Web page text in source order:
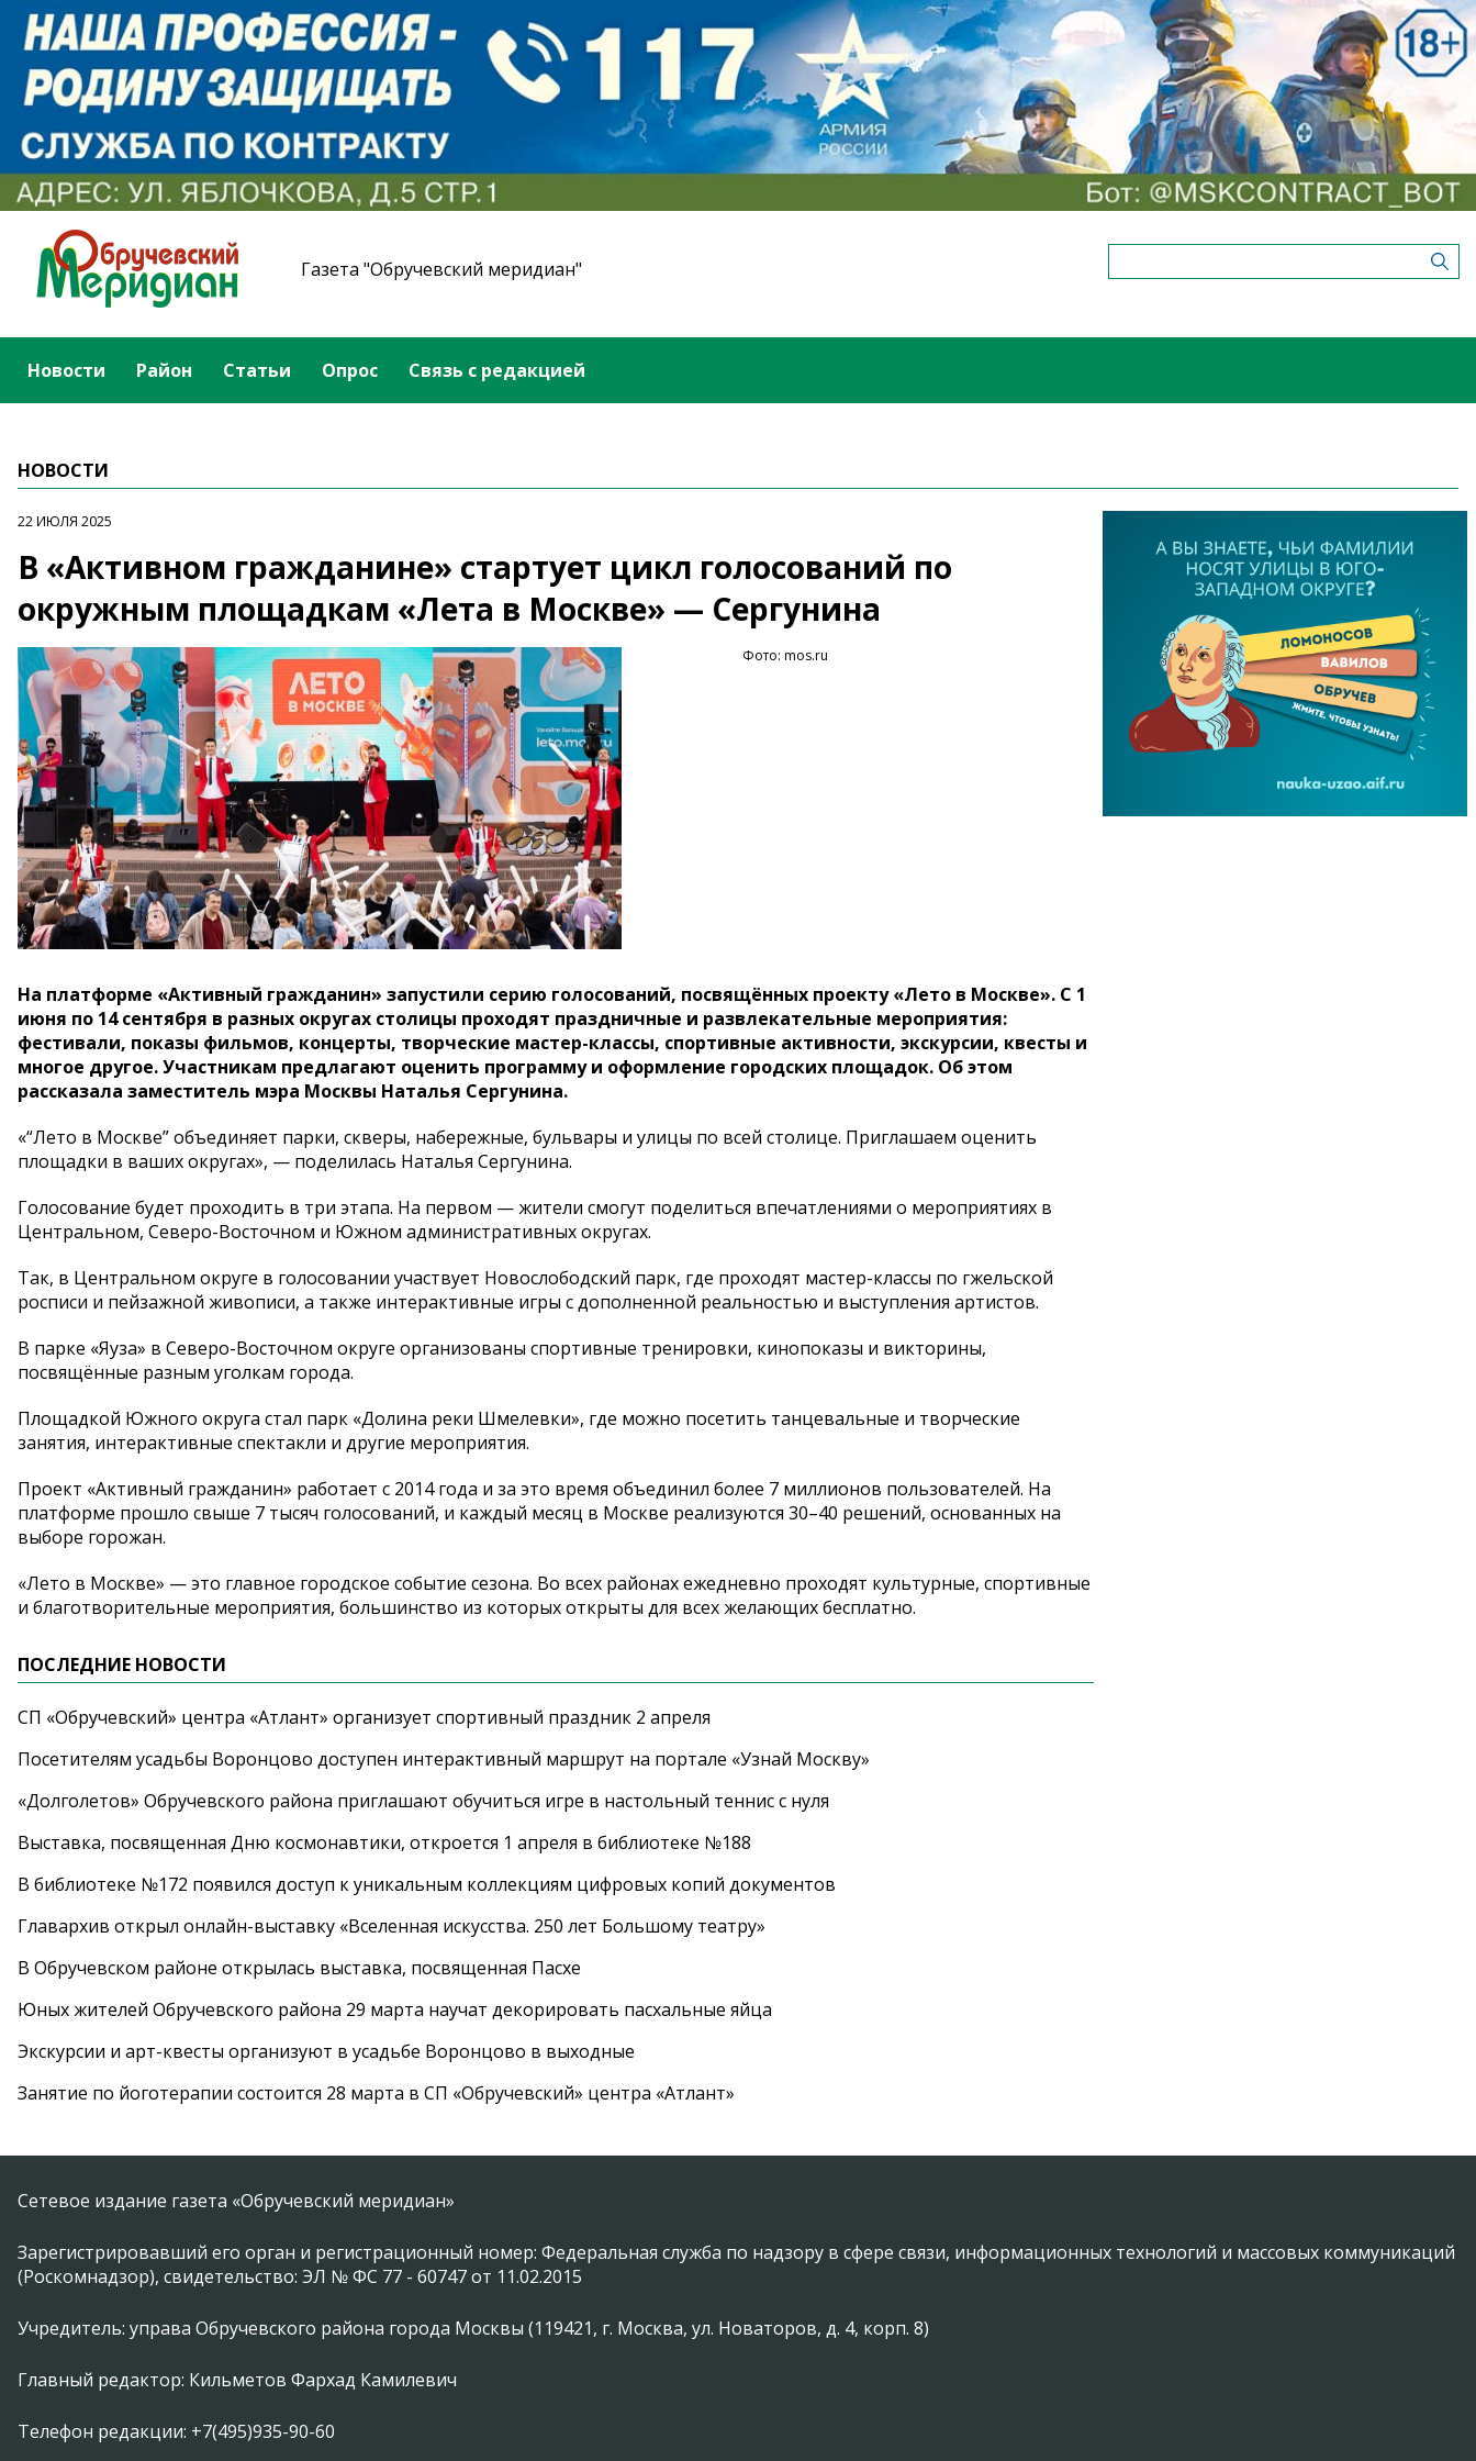
Газета "Обручевский меридиан"
Новости Район Статьи Опрос Связь с редакцией
НОВОСТИ
22 ИЮЛЯ 2025
В «Активном гражданине» стартует цикл голосований по
окружным площадкам «Лета в Москве» — Сергунина
Фото: mos.ru
На платформе «Активный гражданин» запустили серию голосований, посвящённых проекту «Лето в Москве». С 1
июня по 14 сентября в разных округах столицы проходят праздничные и развлекательные мероприятия:
фестивали, показы фильмов, концерты, творческие мастер-классы, спортивные активности, экскурсии, квесты и
многое другое. Участникам предлагают оценить программу и оформление городских площадок. Об этом
рассказала заместитель мэра Москвы Наталья Сергунина.
«“Лето в Москве” объединяет парки, скверы, набережные, бульвары и улицы по всей столице. Приглашаем оценить
площадки в ваших округах», — поделилась Наталья Сергунина.
Голосование будет проходить в три этапа. На первом — жители смогут поделиться впечатлениями о мероприятиях в
Центральном, Северо-Восточном и Южном административных округах.
Так, в Центральном округе в голосовании участвует Новослободский парк, где проходят мастер-классы по гжельской
росписи и пейзажной живописи, а также интерактивные игры с дополненной реальностью и выступления артистов.
В парке «Яуза» в Северо-Восточном округе организованы спортивные тренировки, кинопоказы и викторины,
посвящённые разным уголкам города.
Площадкой Южного округа стал парк «Долина реки Шмелевки», где можно посетить танцевальные и творческие
занятия, интерактивные спектакли и другие мероприятия.
Проект «Активный гражданин» работает с 2014 года и за это время объединил более 7 миллионов пользователей. На
платформе прошло свыше 7 тысяч голосований, и каждый месяц в Москве реализуются 30–40 решений, основанных на
выборе горожан.
«Лето в Москве» — это главное городское событие сезона. Во всех районах ежедневно проходят культурные, спортивные
и благотворительные мероприятия, большинство из которых открыты для всех желающих бесплатно.
ПОСЛЕДНИЕ НОВОСТИ
СП «Обручевский» центра «Атлант» организует спортивный праздник 2 апреля
Посетителям усадьбы Воронцово доступен интерактивный маршрут на портале «Узнай Москву»
«Долголетов» Обручевского района приглашают обучиться игре в настольный теннис с нуля
Выставка, посвященная Дню космонавтики, откроется 1 апреля в библиотеке №188
В библиотеке №172 появился доступ к уникальным коллекциям цифровых копий документов
Главархив открыл онлайн-выставку «Вселенная искусства. 250 лет Большому театру»
В Обручевском районе открылась выставка, посвященная Пасхе
Юных жителей Обручевского района 29 марта научат декорировать пасхальные яйца
Экскурсии и арт-квесты организуют в усадьбе Воронцово в выходные
Занятие по йоготерапии состоится 28 марта в СП «Обручевский» центра «Атлант»
Сетевое издание газета «Обручевский меридиан»
Зарегистрировавший его орган и регистрационный номер: Федеральная служба по надзору в сфере связи, информационных технологий и массовых коммуникаций
(Роскомнадзор), свидетельство: ЭЛ № ФС 77 - 60747 от 11.02.2015
Учредитель: управа Обручевского района города Москвы (119421, г. Москва, ул. Новаторов, д. 4, корп. 8)
Главный редактор: Кильметов Фархад Камилевич
Телефон редакции: +7(495)935-90-60